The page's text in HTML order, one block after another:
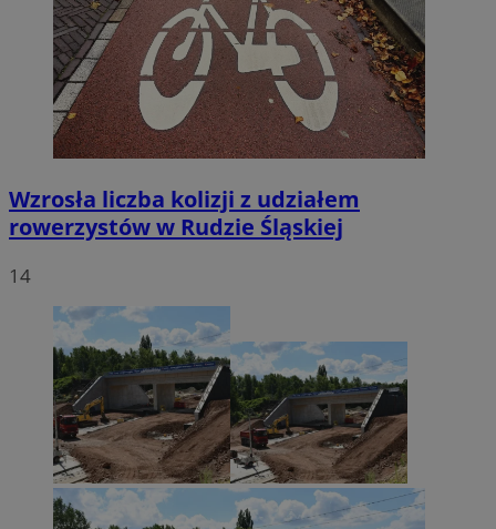
Wzrosła liczba kolizji z udziałem
rowerzystów w Rudzie Śląskiej
14